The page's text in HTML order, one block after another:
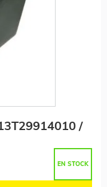
/
EN STOCK